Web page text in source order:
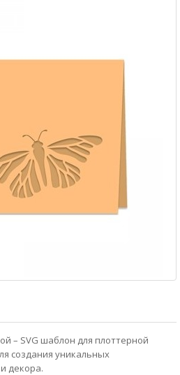
– SVG шаблон для плоттерной
создания уникальных
декора.